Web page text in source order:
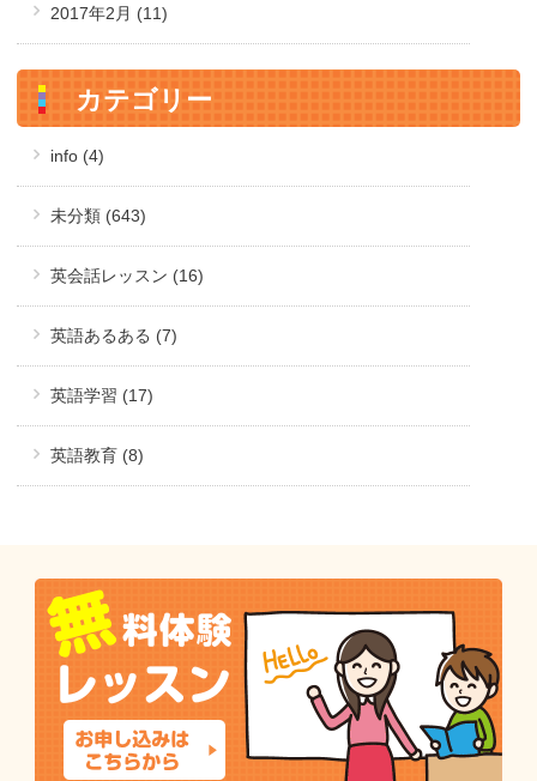
2017年2月 (11)
カテゴリー
info (4)
未分類 (643)
英会話レッスン (16)
英語あるある (7)
英語学習 (17)
英語教育 (8)